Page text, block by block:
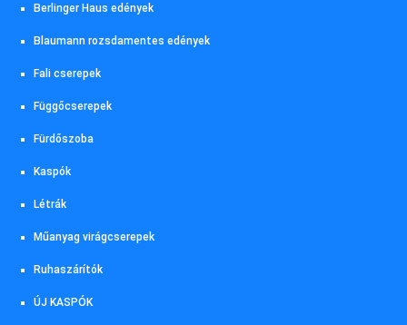
Berlinger Haus edények
Blaumann rozsdamentes edények
Fali cserepek
Függőcserepek
Fürdőszoba
Kaspók
Létrák
Műanyag virágcserepek
Ruhaszárítók
ÚJ KASPÓK